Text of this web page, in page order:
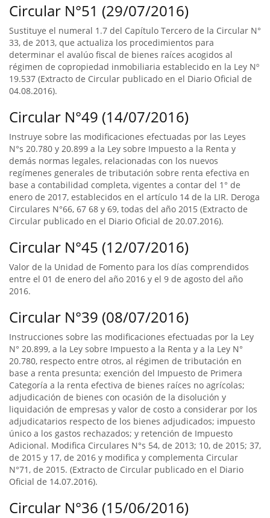
Circular N°51 (29/07/2016)
Sustituye el numeral 1.7 del Capítulo Tercero de la Circular N°
33, de 2013, que actualiza los procedimientos para
determinar el avalúo fiscal de bienes raíces acogidos al
régimen de copropiedad inmobiliaria establecido en la Ley Nº
19.537 (Extracto de Circular publicado en el Diario Oficial de
04.08.2016).
Circular N°49 (14/07/2016)
Instruye sobre las modificaciones efectuadas por las Leyes
N°s 20.780 y 20.899 a la Ley sobre Impuesto a la Renta y
demás normas legales, relacionadas con los nuevos
regímenes generales de tributación sobre renta efectiva en
base a contabilidad completa, vigentes a contar del 1° de
enero de 2017, establecidos en el artículo 14 de la LIR. Deroga
Circulares N°66, 67 68 y 69, todas del año 2015 (Extracto de
Circular publicado en el Diario Oficial de 20.07.2016).
Circular N°45 (12/07/2016)
Valor de la Unidad de Fomento para los días comprendidos
entre el 01 de enero del año 2016 y el 9 de agosto del año
2016.
Circular N°39 (08/07/2016)
Instrucciones sobre las modificaciones efectuadas por la Ley
N° 20.899, a la Ley sobre Impuesto a la Renta y a la Ley N°
20.780, respecto entre otros, al régimen de tributación en
base a renta presunta; exención del Impuesto de Primera
Categoría a la renta efectiva de bienes raíces no agrícolas;
adjudicación de bienes con ocasión de la disolución y
liquidación de empresas y valor de costo a considerar por los
adjudicatarios respecto de los bienes adjudicados; impuesto
único a los gastos rechazados; y retención de Impuesto
Adicional. Modifica Circulares N°s 54, de 2013; 10, de 2015; 37,
de 2015 y 17, de 2016 y modifica y complementa Circular
N°71, de 2015. (Extracto de Circular publicado en el Diario
Oficial de 14.07.2016).
Circular N°36 (15/06/2016)